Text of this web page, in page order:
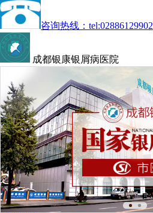
咨询热线：tel:02886129902
成都银康银屑病医院